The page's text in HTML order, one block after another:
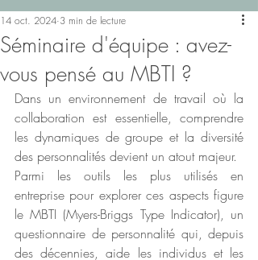
Séminaire d'équipe : avez-
vous pensé au MBTI ?
14 oct. 2024 3 min de lecture
Dans un environnement de travail où la
collaboration est essentielle, comprendre
les dynamiques de groupe et la diversité
des personnalités devient un atout majeur.
Parmi les outils les plus utilisés en
entreprise pour explorer ces aspects figure
le MBTI (Myers-Briggs Type Indicator), un
questionnaire de personnalité qui, depuis
des décennies, aide les individus et les